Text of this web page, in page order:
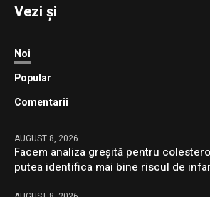
Vezi și
Noi
Popular
Comentarii
AUGUST 8, 2026
Facem analiza greșită pentru
putea identifica mai bine riscul de